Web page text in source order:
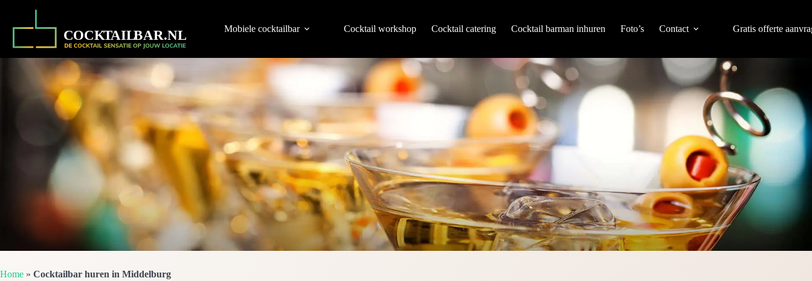
Mobiele cocktailbar Cocktail workshop Cocktail catering Cocktail barman inhuren Foto’s Contact Gratis offerte
Home » Cocktailbar huren in Middelburg